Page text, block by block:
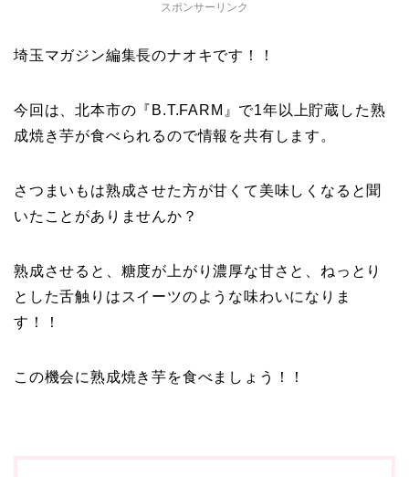
スポンサーリンク
埼玉マガジン編集長のナオキです！！
今回は、北本市の『B.T.FARM』で1年以上貯蔵した熟
成焼き芋が食べられるので情報を共有します。
さつまいもは熟成させた方が甘くて美味しくなると聞
いたことがありませんか？
熟成させると、糖度が上がり濃厚な甘さと、ねっとり
とした舌触りはスイーツのような味わいになりま
す！！
この機会に熟成焼き芋を食べましょう！！